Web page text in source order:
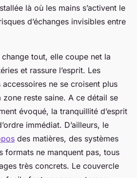
là où les mains s’activent le
d’échanges invisibles entre
change tout, elle coupe net la
et rassure l’esprit. Les
ne se croisent plus
reste saine. A ce détail se
évoqué, la tranquillité d’esprit
immédiat. D’ailleurs, le
des matières, des systèmes
formats ne manquent pas, tous
très concrets. Le couvercle